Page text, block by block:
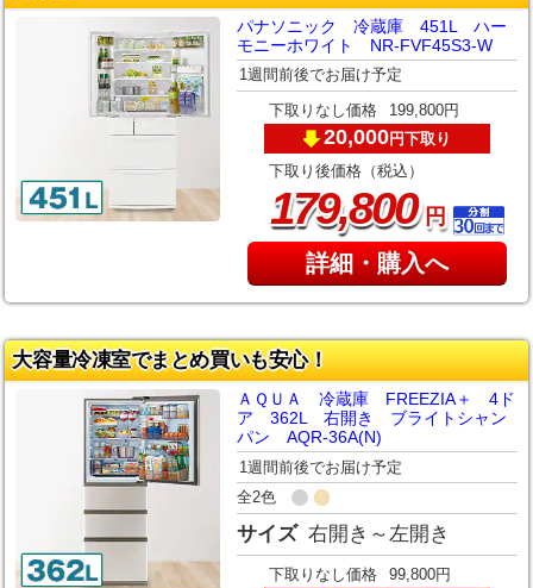
パナソニック 冷蔵庫 451L ハー
モニーホワイト NR-FVF45S3-W
1週間前後でお届け予定
下取りなし価格 199,800円
20,000円下取り
下取り後価格（税込）
179,800円
詳細・購入へ
大容量冷凍室でまとめ買いも安心！
ＡＱＵＡ 冷蔵庫 FREEZIA＋ 4ド
ア 362L 右開き ブライトシャン
パン AQR-36A(N)
1週間前後でお届け予定
全2色
サイズ 右開き～左開き
下取りなし価格 99,800円